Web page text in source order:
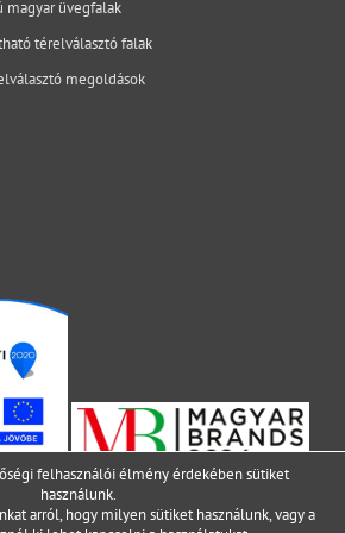
hogy a bizonytalanság ne a
Mely kérdéseket érdemes
előtt? Egyeztessen műszaki
magyar üvegfalak
térelválasztó falak
megoldások
felhasználói élmény érdekében sütiket
használunk.
arról, hogy milyen sütiket használunk, vagy a